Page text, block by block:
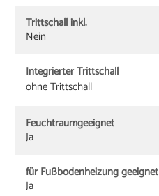
Trittschall inkl.
Nein
Integrierter Trittschall
ohne Trittschall
Feuchtraumgeeignet
Ja
für Fußbodenheizung geeignet
Ja